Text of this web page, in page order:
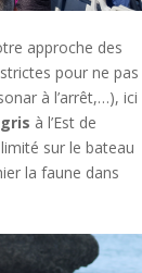
approche des
pour ne pas
à l’arrêt,…), ici
à l’Est de
sur le bateau
la faune dans